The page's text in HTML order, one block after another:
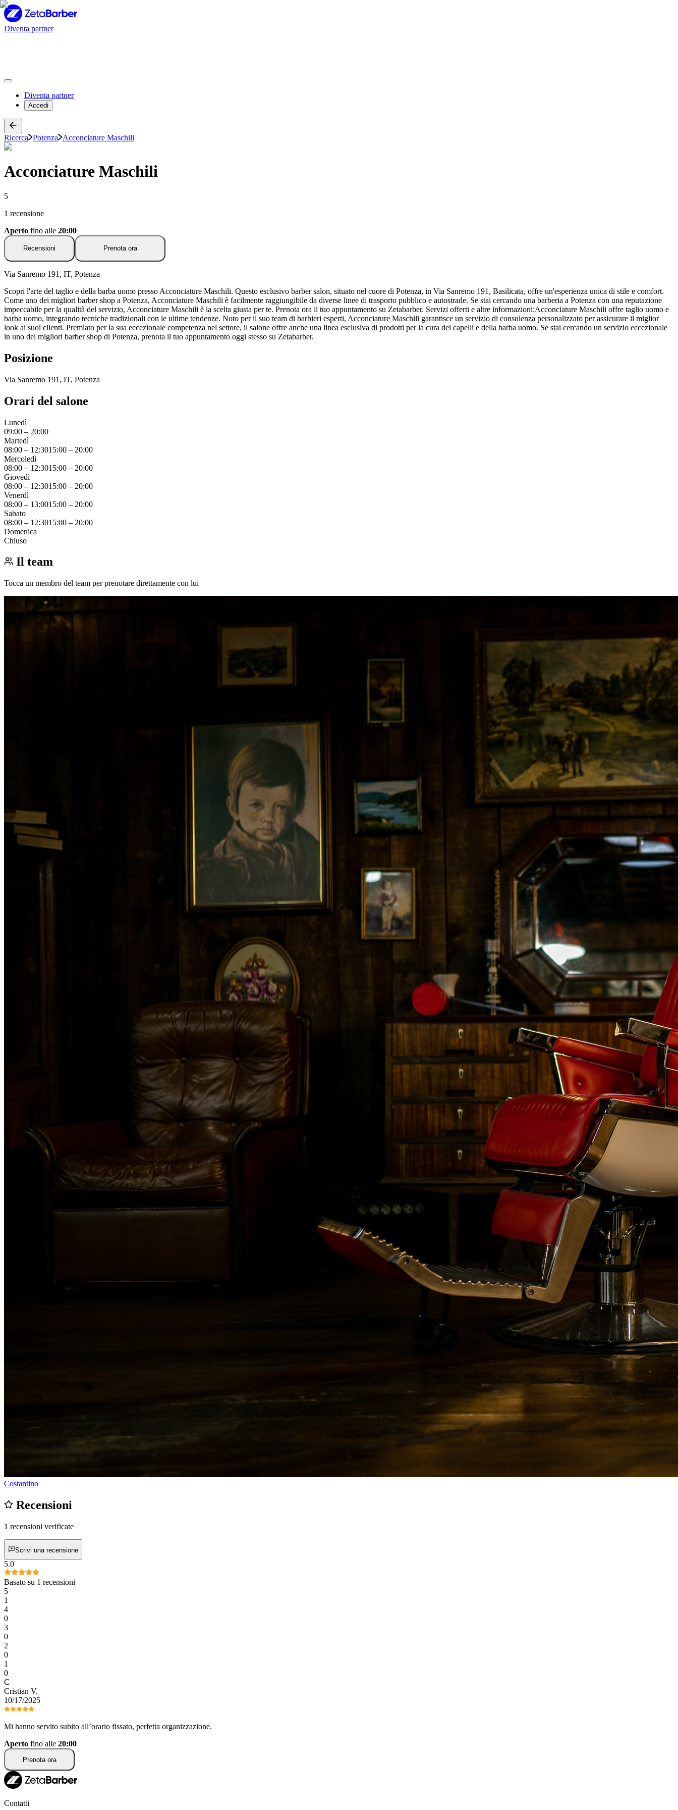
Diventa partner
Diventa partner
Accedi
Ricerca Potenza Acconciature Maschili
Acconciature Maschili
5
1 recensione
Aperto fino alle 20:00
Recensioni Prenota ora
Via Sanremo 191, IT, Potenza
Scopri l'arte del taglio e della barba uomo presso Acconciature Maschili. Questo esclusivo barber salon, situato nel cuore di Potenza, in Via Sanremo 191, Basilicata, offre un'esperienza unica di stile e comfort.
Come uno dei migliori barber shop a Potenza, Acconciature Maschili è facilmente raggiungibile da diverse linee di trasporto pubblico e autostrade. Se stai cercando una barberia a Potenza con una reputazione
impeccabile per la qualità del servizio, Acconciature Maschili è la scelta giusta per te. Prenota ora il tuo appuntamento su Zetabarber. Servizi offerti e altre informazioni:Acconciature Maschili offre taglio uomo e
barba uomo, integrando tecniche tradizionali con le ultime tendenze. Noto per il suo team di barbieri esperti, Acconciature Maschili garantisce un servizio di consulenza personalizzato per assicurare il miglior
look ai suoi clienti. Premiato per la sua eccezionale competenza nel settore, il salone offre anche una linea esclusiva di prodotti per la cura dei capelli e della barba uomo. Se stai cercando un servizio eccezionale
in uno dei migliori barber shop di Potenza, prenota il tuo appuntamento oggi stesso su Zetabarber.
Posizione
Via Sanremo 191, IT, Potenza
Orari del salone
Lunedì
09:00 – 20:00
Martedì
08:00 – 12:3015:00 – 20:00
Mercoledì
08:00 – 12:3015:00 – 20:00
Giovedì
08:00 – 12:3015:00 – 20:00
Venerdì
08:00 – 13:0015:00 – 20:00
Sabato
08:00 – 12:3015:00 – 20:00
Domenica
Chiuso
Il team
Tocca un membro del team per prenotare direttamente con lui
Costantino
Recensioni
1 recensioni verificate
Scrivi una recensione
5.0
Basato su 1 recensioni
5
1
4
0
3
0
2
0
1
0
C
Cristian V.
10/17/2025
Mi hanno servito subito all’orario fissato, perfetta organizzazione.
Aperto fino alle 20:00
Prenota ora
Contatti